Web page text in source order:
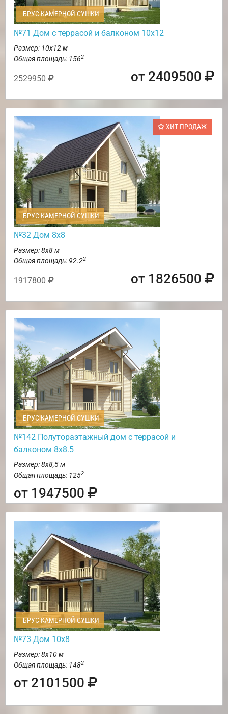
БРУС КАМЕРНОЙ СУШКИ
№71 Дом с террасой и балконом 10х12
Размер: 10х12 м
Общая площадь: 1562
2529950 от 2409500
ХИТ ПРОДАЖ
БРУС КАМЕРНОЙ СУШКИ
№32 Дом 8х8
Размер: 8х8 м
Общая площадь: 92.22
1917800 от 1826500
БРУС КАМЕРНОЙ СУШКИ
№142 Полутораэтажный дом с террасой и
балконом 8х8.5
Размер: 8х8,5 м
Общая площадь: 1252
от 1947500
БРУС КАМЕРНОЙ СУШКИ
№73 Дом 10х8
Размер: 8х10 м
Общая площадь: 1482
от 2101500